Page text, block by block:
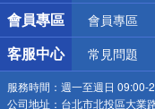
會員專區 會員專區
客服中心 常見問題
服務時間： 週一至週日 09:00-
公司地址： 台北市北投區大業